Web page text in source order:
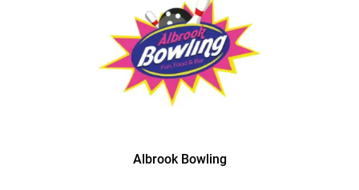
Albrook Bowling